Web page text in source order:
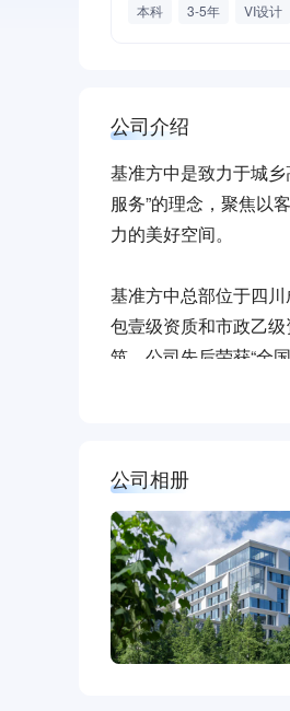
本科 3-5年 VI设计
公司介绍
基准方中是致力于城
服务”的理念，聚焦以
力的美好空间。
基准方中总部位于四
包壹级资质和市政乙
筑。公司先后荣获“全
公司相册